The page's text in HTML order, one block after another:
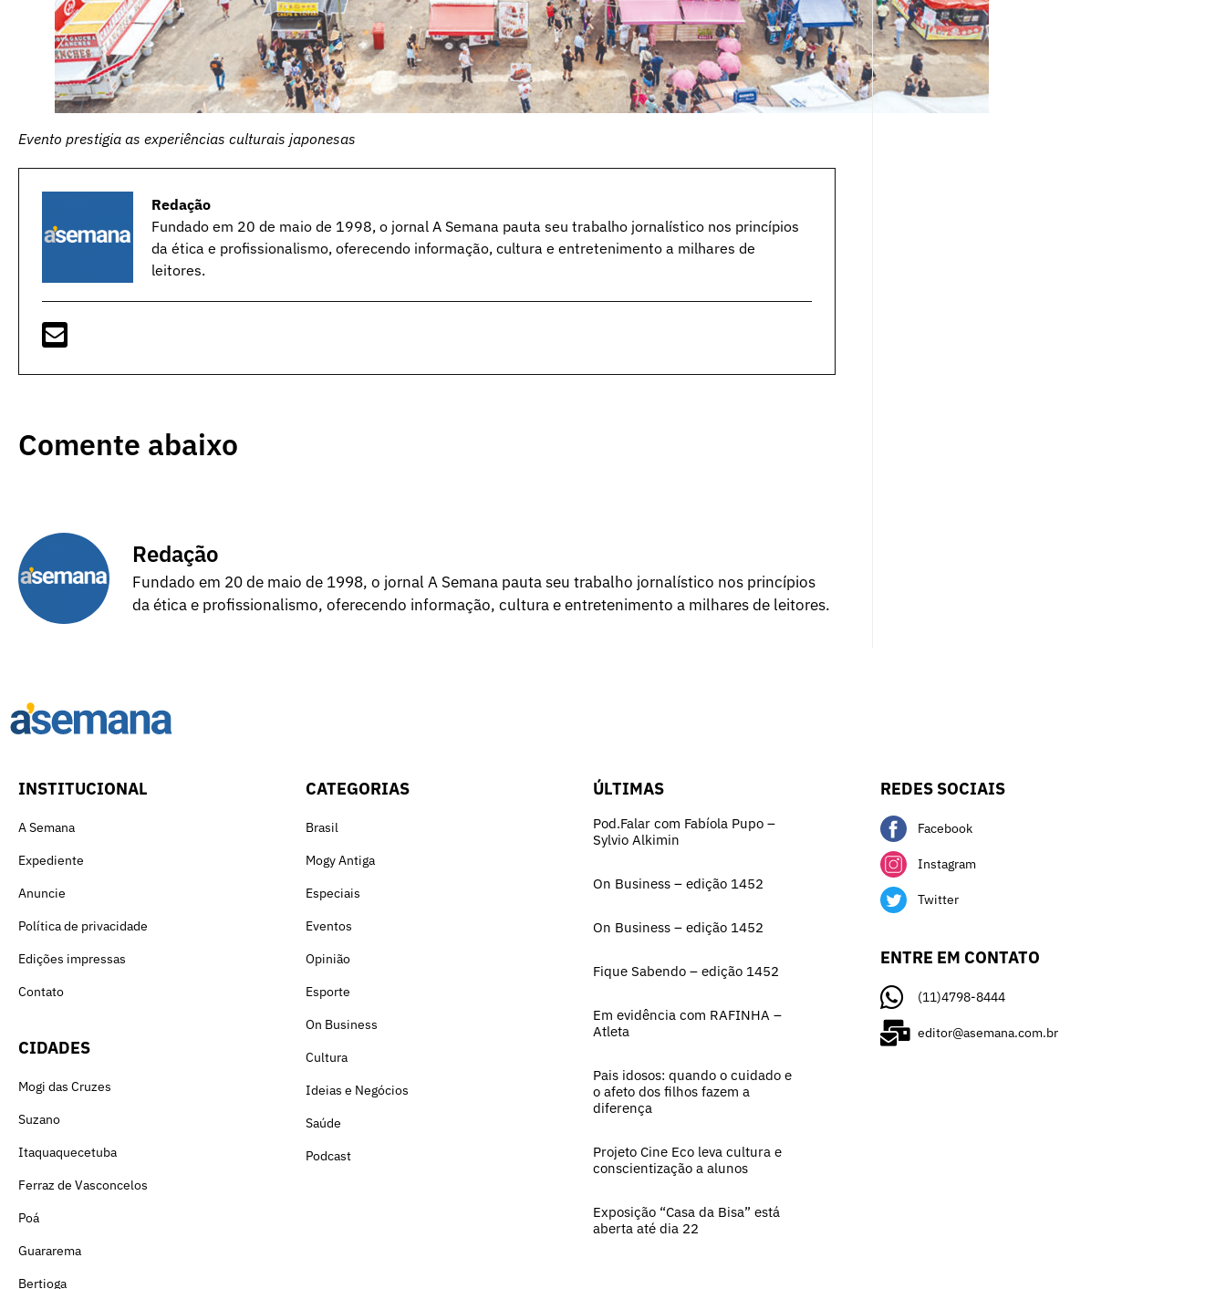
Evento prestigia as experiências culturais japonesas
Redação
Fundado em 20 de maio de 1998, o jornal A Semana pauta seu trabalho jornalístico nos princípios
da ética e profissionalismo, oferecendo informação, cultura e entretenimento a milhares de
leitores.
Comente abaixo
Redação
Fundado em 20 de maio de 1998, o jornal A Semana pauta seu trabalho jornalístico nos princípios
da ética e profissionalismo, oferecendo informação, cultura e entretenimento a milhares de leitores.
INSTITUCIONAL
A Semana
Expediente
Anuncie
Política de privacidade
Edições impressas
Contato
CIDADES
Mogi das Cruzes
Suzano
Itaquaquecetuba
Ferraz de Vasconcelos
Poá
Guararema
Bertioga
CATEGORIAS
Brasil
Mogy Antiga
Especiais
Eventos
Opinião
Esporte
On Business
Cultura
Ideias e Negócios
Saúde
Podcast
ÚLTIMAS
Pod.Falar com Fabíola Pupo –
Sylvio Alkimin
On Business – edição 1452
On Business – edição 1452
Fique Sabendo – edição 1452
Em evidência com RAFINHA –
Atleta
Pais idosos: quando o cuidado e
o afeto dos filhos fazem a
diferença
Projeto Cine Eco leva cultura e
conscientização a alunos
Exposição “Casa da Bisa” está
aberta até dia 22
REDES SOCIAIS
Facebook
Instagram
Twitter
ENTRE EM CONTATO
(11)4798-8444
editor@asemana.com.br